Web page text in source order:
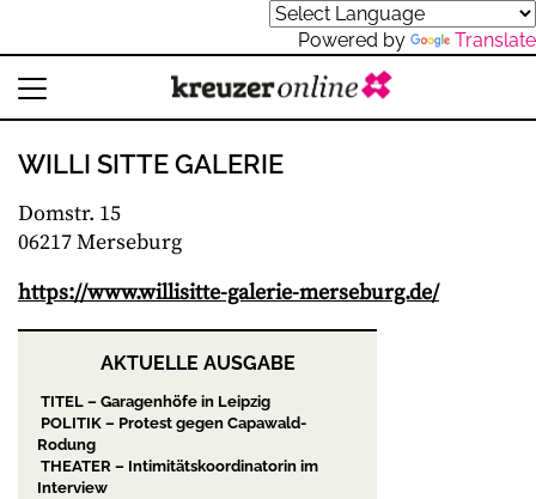
Powered by Translate
WILLI SITTE GALERIE
Domstr. 15
06217 Merseburg
https://www.willisitte-galerie-merseburg.de/
AKTUELLE AUSGABE
TITEL – Garagenhöfe in Leipzig
POLITIK – Protest gegen Capawald-
Rodung
THEATER – Intimitätskoordinatorin im
Interview